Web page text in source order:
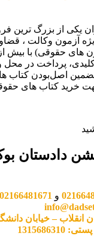
یکی از بزرگ ترین
آزمون وکالت ،
های حقوقی) با بیش
پرداخت در محل
اصل‌بودن کتاب
خرید کتاب های
دادستان
و 02166481671
انقلاب – خیابان